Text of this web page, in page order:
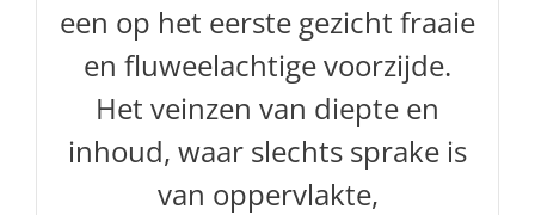
een op het eerste gezicht fraaie
en fluweelachtige voorzijde.
Het veinzen van diepte en
inhoud, waar slechts sprake is
van oppervlakte,